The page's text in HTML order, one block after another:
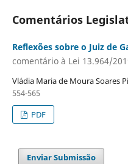
Comentários
Reflexões sobre o Juiz de
comentário à Lei 13.964/
Vládia Maria de Moura Soares
554-565
PDF
Enviar Submissão